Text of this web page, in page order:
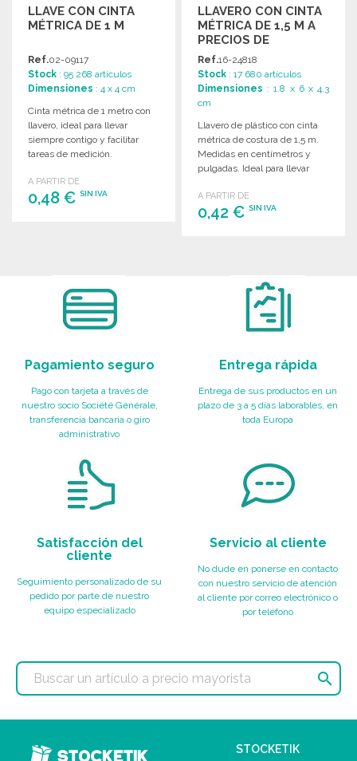
LLAVE CON CINTA
MÉTRICA DE 1 M
Ref.02-09117
Stock : 95 268 artículos
Dimensiones : 4 x 4 cm
Cinta métrica de 1 metro con
llavero, ideal para llevar
siempre contigo y facilitar
tareas de medición.
A PARTIR DE
0,48 € SIN IVA
LLAVERO CON CINTA
MÉTRICA DE 1,5 M A
PRECIOS DE
MAYORISTA
Ref.16-24818
Stock : 17 680 artículos
Dimensiones : 1.8 x 6 x 4.3
cm
Llavero de plástico con cinta
métrica de costura de 1,5 m.
Medidas en centímetros y
pulgadas. Ideal para llevar
A PARTIR DE
0,42 €SIN IVA
Pagamiento seguro
Pago con tarjeta a través de
nuestro socio Société Générale,
transferencia bancaria o giro
administrativo
Entrega rápida
Entrega de sus productos en un
plazo de 3 a 5 días laborables, en
toda Europa
Satisfacción del
cliente
Seguimiento personalizado de su
pedido por parte de nuestro
equipo especializado
Servicio al cliente
No dude en ponerse en contacto
con nuestro servicio de atención
al cliente por correo electrónico o
por teléfono

STOCKETIK